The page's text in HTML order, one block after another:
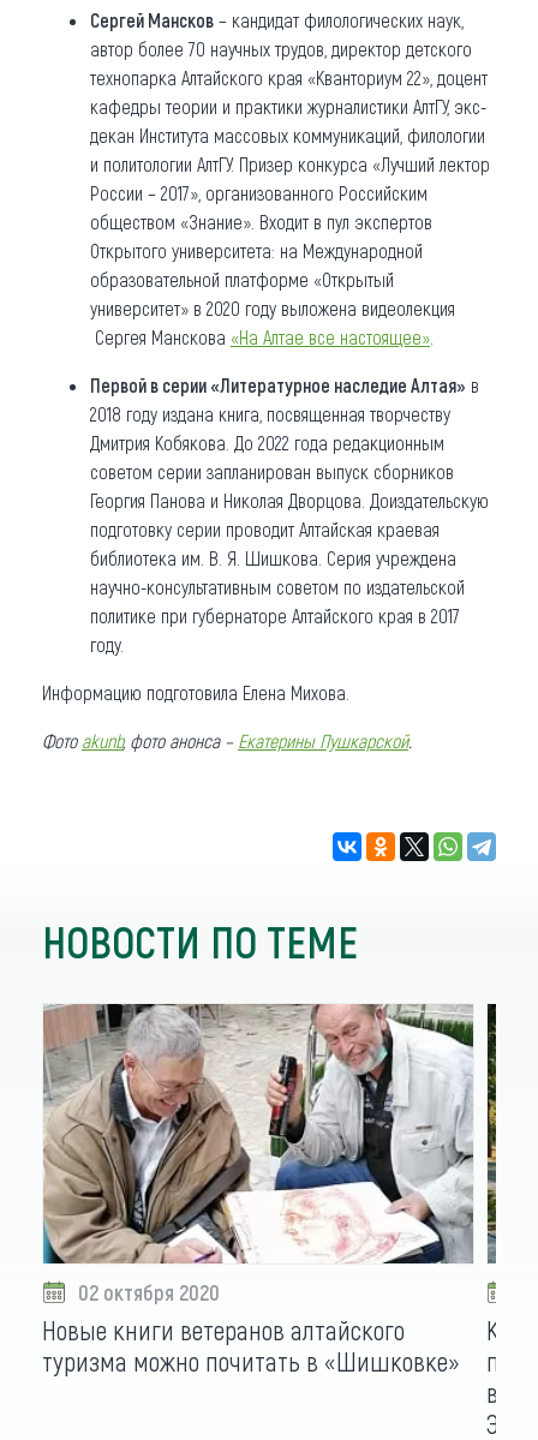
Сергей Мансков – кандидат филологических наук,
автор более 70 научных трудов, директор детского
технопарка Алтайского края «Кванториум 22», доцент
кафедры теории и практики журналистики АлтГУ, экс-
декан Института массовых коммуникаций, филологии
и политологии АлтГУ. Призер конкурса «Лучший лектор
России – 2017», организованного Российским
обществом «Знание». Входит в пул экспертов
Открытого университета: на Международной
образовательной платформе «Открытый
университет» в 2020 году выложена видеолекция
Сергея Манскова «На Алтае все настоящее»
Первой в серии «Литературное наследие Алтая» в
2018 году издана книга, посвященная творчеству
Дмитрия Кобякова. До 2022 года редакционным
советом серии запланирован выпуск сборников
Георгия Панова и Николая Дворцова. Доиздательскую
подготовку серии проводит Алтайская краевая
библиотека им. В. Я. Шишкова. Серия учреждена
научно-консультативным советом по издательской
политике при губернаторе Алтайского края в 2017
году.
Информацию подготовила Елена Михова.
Фото akunb, фото анонса – Екатерины Пушкарской.
НОВОСТИ ПО ТЕМЕ
02 октября 2020
Новые книги ветеранов алтайского
туризма можно почитать в «Шишковке»
К